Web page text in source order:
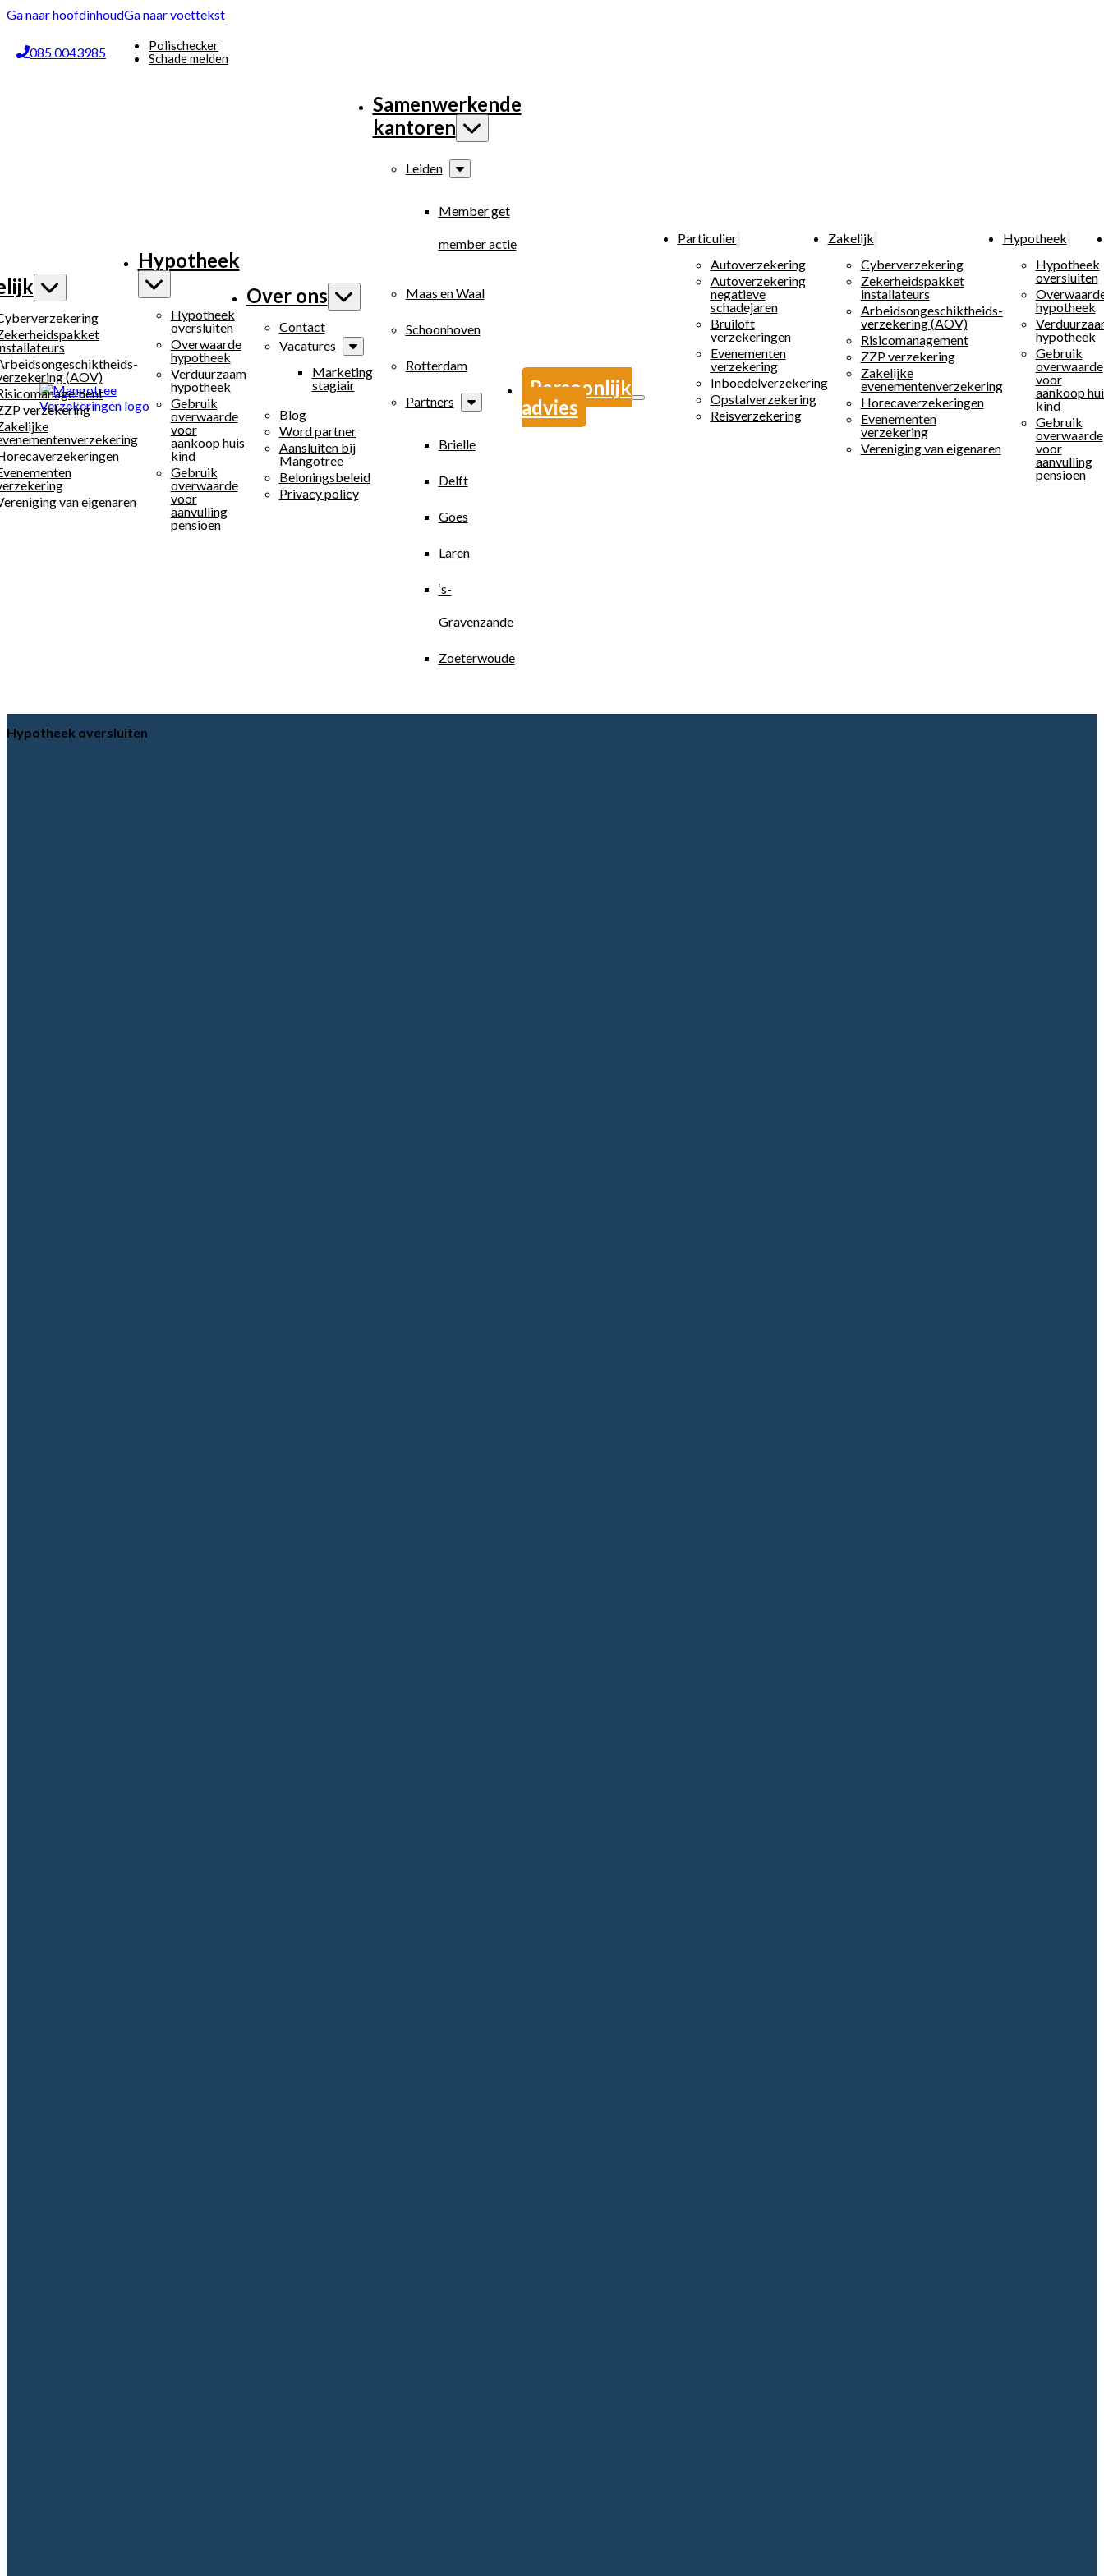
Ga naar hoofdinhoudGa naar voettekst
085 0043985
Polischecker
Schade melden
(AOV)
verzekering
van eigenaren
Hypotheek
Hypotheek
oversluiten
Overwaarde
hypotheek
Verduurzaam
hypotheek
Gebruik
overwaarde
voor
aankoop huis
kind
Gebruik
overwaarde
voor
aanvulling
pensioen
Over ons
Contact
Vacatures
Marketing
stagiair
Blog
Word partner
Aansluiten bij
Mangotree
Beloningsbeleid
Privacy policy
Samenwerkende
kantoren
Leiden
Member get
member actie
Maas en Waal
Schoonhoven
Rotterdam
Partners
Brielle
Delft
Goes
Laren
‘s-
Gravenzande
Zoeterwoude
Persoonlijk
advies
Particulier
Autoverzekering
Autoverzekering
negatieve
schadejaren
Bruiloft
verzekeringen
Evenementen
verzekering
Inboedelverzekering
Opstalverzekering
Reisverzekering
Zakelijk
Cyberverzekering
Zekerheidspakket
installateurs
Arbeidsongeschiktheids­
verzekering (AOV)
Risicomanagement
ZZP verzekering
Zakelijke
evenementenverzekering
Horecaverzekeringen
Evenementen
verzekering
Vereniging van eigenaren
Hypotheek
Hypotheek
oversluiten
hypotheek
hypotheek
Gebruik
overwaarde
voor
aankoop
kind
Gebruik
overwaarde
voor
aanvulling
pensioen
Hypotheek oversluiten